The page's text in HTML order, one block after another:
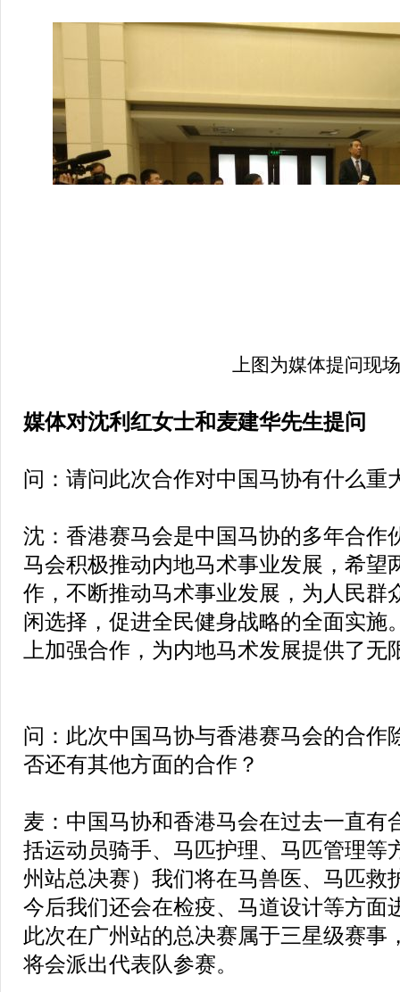
上图为媒体提问现
媒体对沈利红女士和麦建华先生提问
问：请问此次合作对中国马协有什么重
沈：香港赛马会是中国马协的多年合作
马会积极推动内地马术事业发展，希望
作，不断推动马术事业发展，为人民群
闲选择，促进全民健身战略的全面实施
上加强合作，为内地马术发展提供了无
问：此次中国马协与香港赛马会的合作
否还有其他方面的合作？
麦：中国马协和香港马会在过去一直有
括运动员骑手、马匹护理、马匹管理等
州站总决赛）我们将在马兽医、马匹救
今后我们还会在检疫、马道设计等方面
此次在广州站的总决赛属于三星级赛事
将会派出代表队参赛。